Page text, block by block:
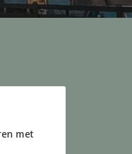
met